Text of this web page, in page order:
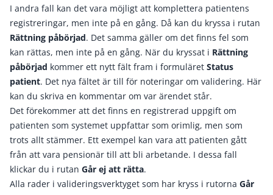
I andra fall kan det vara möjligt att komplettera patientens
registreringar, men inte på en gång. Då kan du kryssa i rutan
Rättning påbörjad. Det samma gäller om det finns fel som
kan rättas, men inte på en gång. När du kryssat i Rättning
påbörjad kommer ett nytt fält fram i formuläret Status
patient. Det nya fältet är till för noteringar om validering. Här
kan du skriva en kommentar om var ärendet står.
Det förekommer att det finns en registrerad uppgift om
patienten som systemet uppfattar som orimlig, men som
trots allt stämmer. Ett exempel kan vara att patienten gått
från att vara pensionär till att bli arbetande. I dessa fall
klickar du i rutan Går ej att rätta.
Alla rader i valideringsverktyget som har kryss i rutorna Går